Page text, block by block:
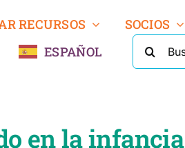
RECURSOS SOCIOS
ESPAÑOL
BUSCA:
en la infancia